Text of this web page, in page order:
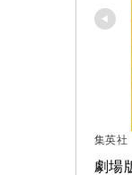
集英社
劇場